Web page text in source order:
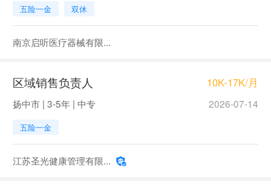
五险一金 双休
南京启听医疗器械有限...
区域销售负责人 10K-17K/月
扬中市 | 3-5年 | 中专 2026-07-14
五险一金
江苏圣光健康管理有限...